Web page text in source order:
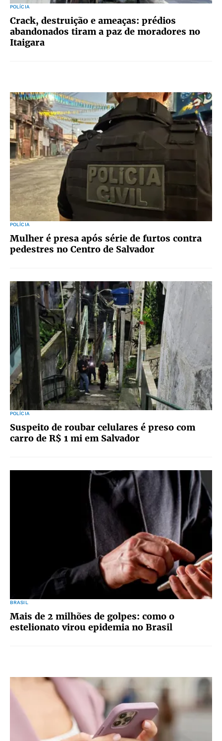
POLÍCIA
Crack, destruição e ameaças: prédios
abandonados tiram a paz de moradores no
Itaigara
POLÍCIA
Mulher é presa após série de furtos contra
pedestres no Centro de Salvador
POLÍCIA
Suspeito de roubar celulares é preso com
carro de R$ 1 mi em Salvador
BRASIL
Mais de 2 milhões de golpes: como o
estelionato virou epidemia no Brasil